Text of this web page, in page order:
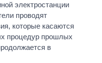
электростанции
проводят
которые касаются
процедур прошлых
в